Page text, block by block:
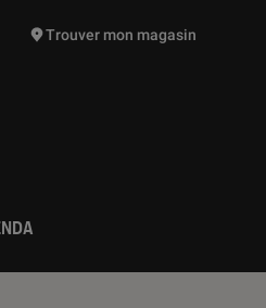
vont vous être proposées
Trouver mon magasin